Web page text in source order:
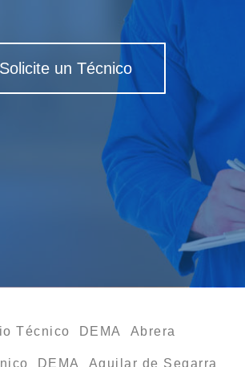
Solicite un Técnico
Técnico DEMA Abrera
DEMA Aguilar de Segarra